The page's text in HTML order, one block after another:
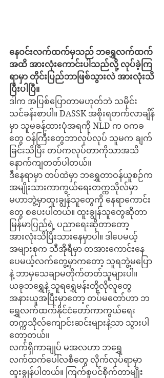
နေဝင်းလက်ထက်မှသည် ဘရွှေလက်ထက်
အထိ အားလုံးကောင်းပါသည်လို့ လုပ်ခဲ့ကြ
ရာမှာ တိုင်းပြည်ဘာဖြစ်သွားလဲ အားလုံးသိ
ပြီးပါပြီ။
ဒါက အပြစ်ပြောတာမဟုတ်ဘဲ သမိုင်း
သင်ခန်းစာပါ။ DASSK အစိုးရတက်လာချိန်
မှာ သူမခန့်ထားပုံအရကို NLD က ဝကခ
တွေ ဝန်ကြီးတွေဘာလုပ်လုပ် သူမက ချက်
ခြင်းသိပြီး တပ်ကလုပ်တာကိုသာအသိ
နောက်ကျတတ်ပါတယ်။
ဒီနေရာမှာ တပ်ထဲမှာ ဘရွှေတာဝန်ယူစဉ်က
အမျိုးသားကာကွယ်ရေးတက္ကသိုလ်မှာ
မဟာဘွဲ့မှာထူးချွန်သူတွေကို နေရာကောင်း
တွေ စပေးပါတယ်။ ထူးချွန်သူတွေဆိုတာ
မြန်မာပြည်ရဲ့ ပညာရေးဆိုတာတော့
အားလုံးသိပြီးသားနေမှာပါ။ ဒါပေမယ့်
အများစုက သီအိုရီမှာ တအားကောင်းနေ
ပေမယ့်လက်တွေ့မှာကတော့ သူရဘွဲ့မပြော
နဲ့ ဘာမှသေချာမတိုက်တတ်သူများပါ။
ယခုဘရွှေနဲ့ သူရရွှေမန်းတို့လိုလူတွေ
အနားယူအပြီးမှာတော့ တပ်မတော်ဟာ ဘ
ရွှေလက်ထက်နိုင်ငံတော်ကာကွယ်ရေး
တက္ကသိုလ်ကျောင်းဆင်းများနဲ့သာ သွားပါ
တော့တယ်။
လက်ရှိကာချုပ် မအလဟာ ဘရွှေ
လက်ထက်ပေါ်လစီတွေ လိုက်လုပ်ရာမှာ
ထူးချွန်ပါတယ်။ ကြက်စူပင်စိုက်တာမျိုး